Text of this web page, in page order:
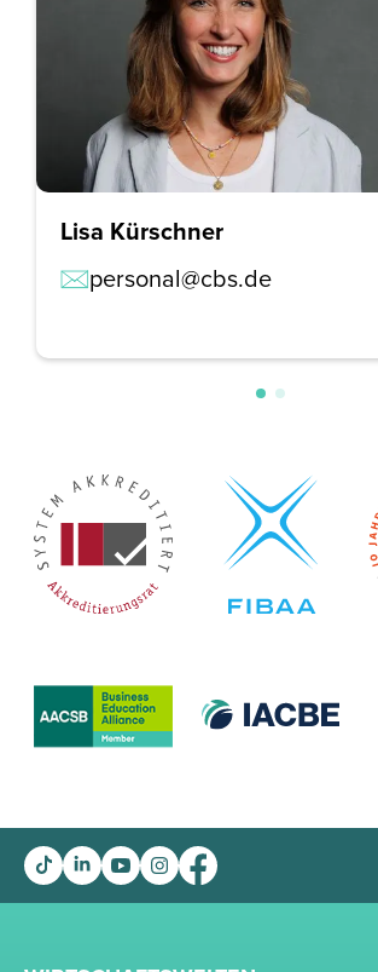
Lisa Kürschner
personal@cbs.de